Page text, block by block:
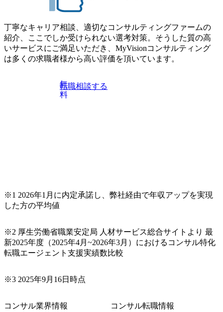
丁寧なキャリア相談、適切なコンサルティングファームの
紹介、ここでしか受けられない選考対策。そうした質の高
いサービスにご満足いただき、MyVisionコンサルティング
は多くの求職者様から高い評価を頂いています。
無
料
転職相談する
※1 2026年1月に内定承諾し、弊社経由で年収アップを実現
した方の平均値
※2 厚生労働省職業安定局 人材サービス総合サイトより 最
新2025年度（2025年4月~2026年3月）におけるコンサル特化
転職エージェント支援実績数比較
※3 2025年9月16日時点
コンサル業界情報 コンサル転職情報